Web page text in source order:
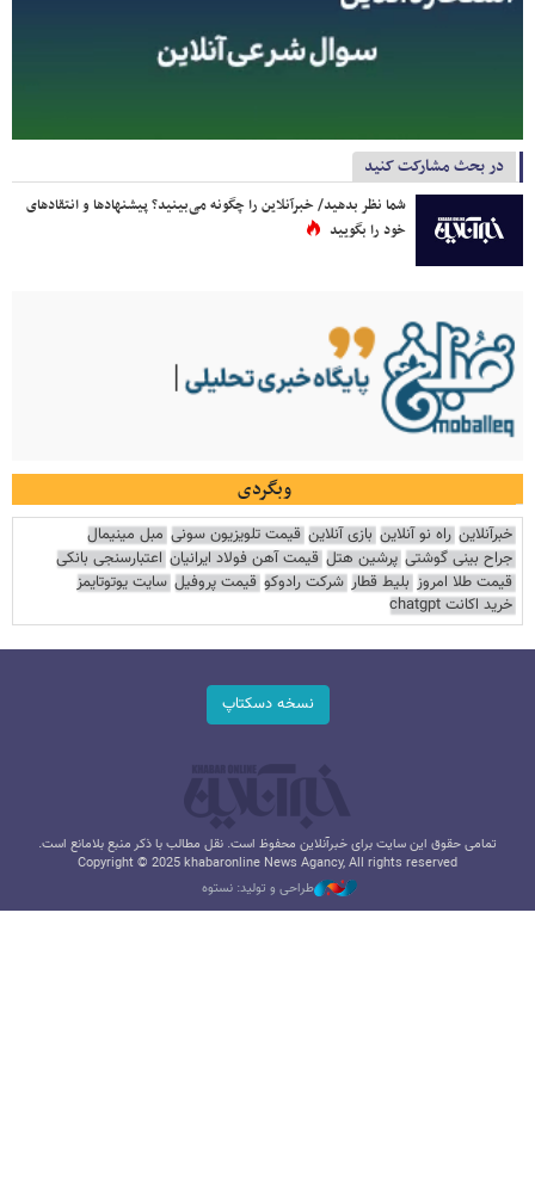
در بحث مشارکت کنید
شما نظر بدهید/ خبرآنلاین را چگونه می‌بینید؟ پیشنهادها و انتقادهای
خود را بگویید
وبگردی
خبرآنلاین راه نو آنلاین بازی آنلاین قیمت تلویزیون سونی مبل مینیمال
جراح بینی گوشتی پرشین هتل قیمت آهن فولاد ایرانیان اعتبارسنجی بانکی
قیمت طلا امروز بلیط قطار شرکت رادوکو قیمت پروفیل سایت یوتوتایمز
خرید اکانت chatgpt
نسخه دسکتاپ
تمامی حقوق این سایت برای خبرآنلاین محفوظ است. نقل مطالب با ذکر منبع بلامانع است.
Copyright © 2025 khabaronline News Agancy, All rights reserved
طراحی و تولید: نستوه